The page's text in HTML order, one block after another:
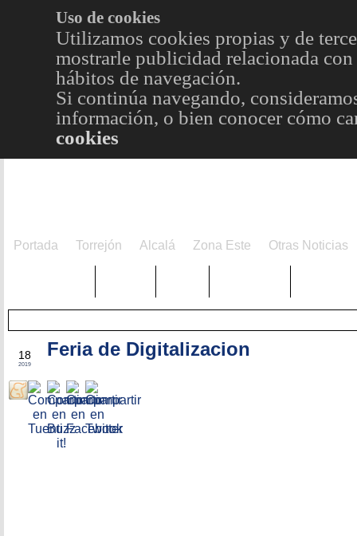
Uso de cookies
Utilizamos cookies propias y de
mostrarle publicidad relacionada
hábitos de navegación.
Si continúa navegando,
información, o bien conocer cómo
cookies
Portada Torrejón Alcalá Zona Este Otras Noticias
18
2019
Feria de Digitalizacion